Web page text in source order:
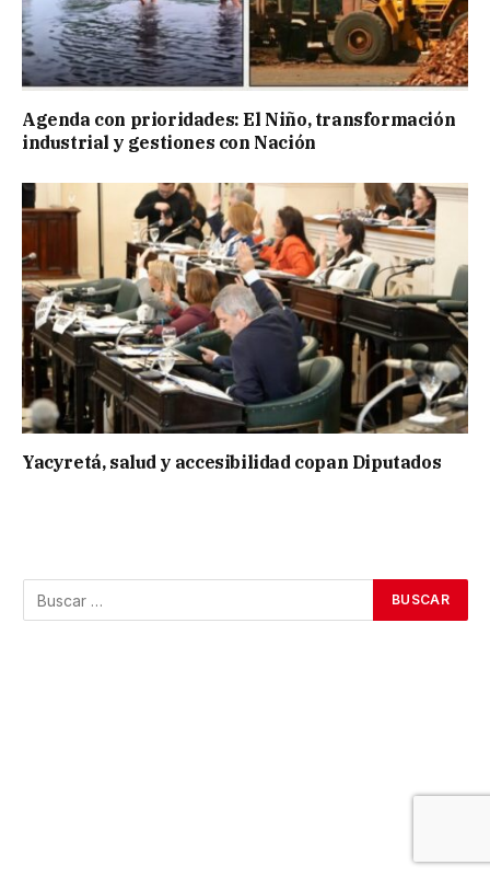
Agenda con prioridades: El Niño, transformación
industrial y gestiones con Nación
Yacyretá, salud y accesibilidad copan Diputados